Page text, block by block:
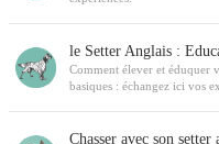
le Setter Anglais :
Comment élever et éduquer
basiques : échangez ici vos
Chasser avec son setter